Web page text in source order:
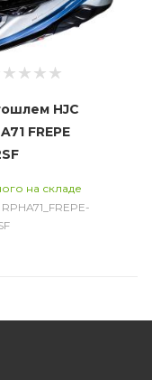
HJC
FREPE
на складе